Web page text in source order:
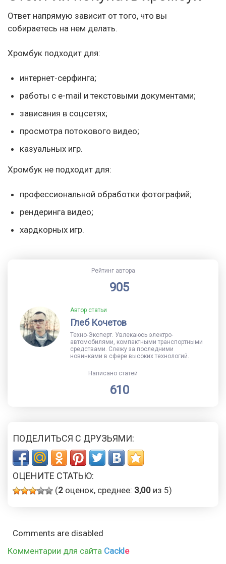
Ответ напрямую зависит от того, что вы
собираетесь на нем делать.
Хромбук подходит для:
интернет-серфинга;
работы с e-mail и текстовыми документами;
зависания в соцсетях;
просмотра потокового видео;
казуальных игр.
Хромбук не подходит для:
профессиональной обработки фотографий;
рендеринга видео;
хардкорных игр.
Рейтинг автора
905
Автор статьи
Глеб Кочетов
Техно-Эксперт. Увлекаюсь электро-
автомобилями, компактными транспортными
средствами. Слежу за последними
новинками в сфере высоких технологий.
Написано статей
610
ПОДЕЛИТЬСЯ С ДРУЗЬЯМИ:
ОЦЕНИТЕ СТАТЬЮ:
(2 оценок, среднее: 3,00 из 5)
Comments are disabled
Комментарии для сайта Cackle